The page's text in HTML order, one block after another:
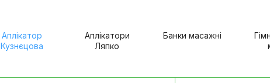
Аплікатор
Кузнєцова
Аплікатори
Ляпко
Банки масажні